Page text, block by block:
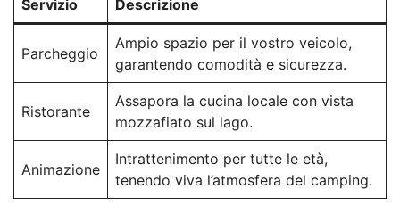
Servizio Descrizione
Parcheggio
Ampio spazio per il vostro veicolo,
garantendo comodità e sicurezza.
Ristorante
Assapora la cucina locale con vista
mozzafiato sul lago.
Animazione
Intrattenimento per tutte le età,
tenendo viva l’atmosfera del camping.